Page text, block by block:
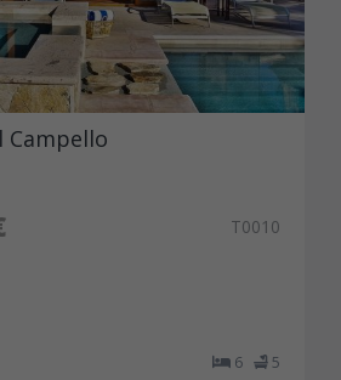
Campello
T0010
6 5